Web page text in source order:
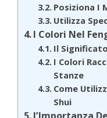
Posiziona I
Utilizza
I Colori Nel
Il
I Colori
Stanze
Come
Shui
l’Importanza